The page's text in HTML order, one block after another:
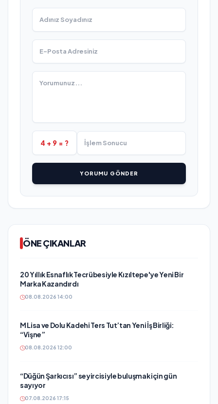
4 + 9 = ?
YORUMU GÖNDER
ÖNE ÇIKANLAR
20 Yıllık Esnaflık Tecrübesiyle Kızıltepe'ye Yeni Bir
Marka Kazandırdı
08.08.2026 14:00
M Lisa ve Dolu Kadehi Ters Tut’tan Yeni İş Birliği:
“Vişne”
08.08.2026 12:00
“Düğün Şarkıcısı” seyircisiyle buluşmak için gün
sayıyor
07.08.2026 17:15